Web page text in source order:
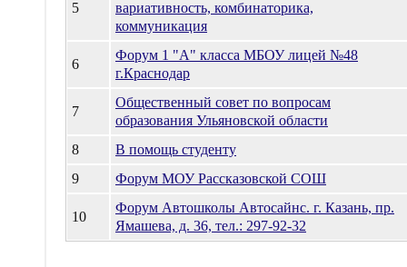
5
вариативность, комбинаторика,
коммуникация
6
Форум 1 "А" класса МБОУ лицей №48
г.Краснодар
7
Общественный совет по вопросам
образования Ульяновской области
8
В помощь студенту
9
Форум МОУ Рассказовской СОШ
10
Форум Автошколы Автосайнс. г. Казань, пр.
Ямашева, д. 36, тел.: 297-92-32